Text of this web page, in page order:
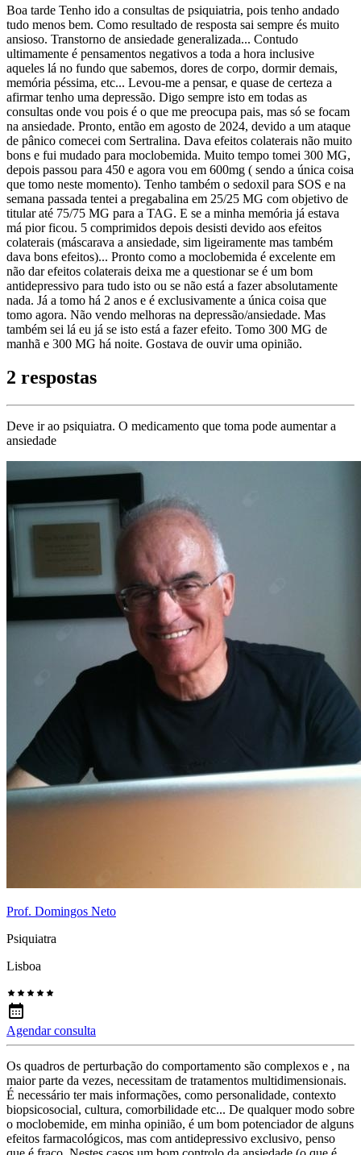
Boa tarde Tenho ido a consultas de psiquiatria, pois tenho andado
tudo menos bem. Como resultado de resposta sai sempre és muito
ansioso. Transtorno de ansiedade generalizada... Contudo
ultimamente é pensamentos negativos a toda a hora inclusive
aqueles lá no fundo que sabemos, dores de corpo, dormir demais,
memória péssima, etc... Levou-me a pensar, e quase de certeza a
afirmar tenho uma depressão. Digo sempre isto em todas as
consultas onde vou pois é o que me preocupa pais, mas só se focam
na ansiedade. Pronto, então em agosto de 2024, devido a um ataque
de pânico comecei com Sertralina. Dava efeitos colaterais não muito
bons e fui mudado para moclobemida. Muito tempo tomei 300 MG,
depois passou para 450 e agora vou em 600mg ( sendo a única coisa
que tomo neste momento). Tenho também o sedoxil para SOS e na
semana passada tentei a pregabalina em 25/25 MG com objetivo de
titular até 75/75 MG para a TAG. E se a minha memória já estava
má pior ficou. 5 comprimidos depois desisti devido aos efeitos
colaterais (máscarava a ansiedade, sim ligeiramente mas também
dava bons efeitos)... Pronto como a moclobemida é excelente em
não dar efeitos colaterais deixa me a questionar se é um bom
antidepressivo para tudo isto ou se não está a fazer absolutamente
nada. Já a tomo há 2 anos e é exclusivamente a única coisa que
tomo agora. Não vendo melhoras na depressão/ansiedade. Mas
também sei lá eu já se isto está a fazer efeito. Tomo 300 MG de
manhã e 300 MG há noite. Gostava de ouvir uma opinião.
2 respostas
Deve ir ao psiquiatra. O medicamento que toma pode aumentar a
ansiedade
Prof. Domingos Neto
Psiquiatra
Lisboa
Agendar consulta
Os quadros de perturbação do comportamento são complexos e , na
maior parte da vezes, necessitam de tratamentos multidimensionais.
É necessário ter mais informações, como personalidade, contexto
biopsicosocial, cultura, comorbilidade etc... De qualquer modo sobre
o moclobemide, em minha opinião, é um bom potenciador de alguns
efeitos farmacológicos, mas com antidepressivo exclusivo, penso